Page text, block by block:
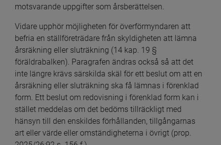
motsvarande uppgifter som årsberättelsen.
Vidare upphör möjligheten för överförmyndaren att
befria en ställföreträdare från skyldigheten att lämna
årsräkning eller sluträkning (14 kap. 19 §
föräldrabalken). Paragrafen ändras också så att det
inte längre krävs särskilda skäl för ett beslut om att en
årsräkning eller sluträkning ska få lämnas i förenklad
form. Ett beslut om redovisning i förenklad form kan i
stället meddelas om det bedöms tillräckligt med
hänsyn till den enskildes förhållanden, tillgångarnas
art eller värde eller omständigheterna i övrigt (prop.